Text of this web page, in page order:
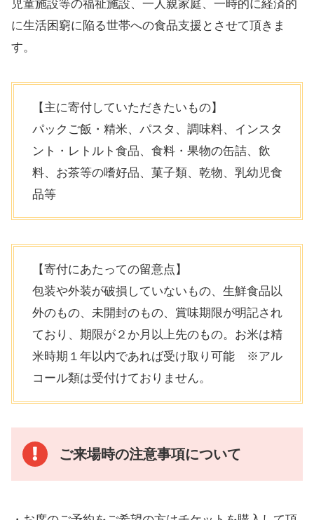
児童施設等の福祉施設、一人親家庭、一時的に経済的
に生活困窮に陥る世帯への食品支援とさせて頂きま
す。
【主に寄付していただきたいもの】
パックご飯・精米、パスタ、調味料、インスタ
ント・レトルト食品、食料・果物の缶詰、飲
料、お茶等の嗜好品、菓子類、乾物、乳幼児食
品等
【寄付にあたっての留意点】
包装や外装が破損していないもの、生鮮食品以
外のもの、未開封のもの、賞味期限が明記され
ており、期限が２か月以上先のもの。お米は精
米時期１年以内であれば受け取り可能 ※アル
コール類は受付けておりません。
ご来場時の注意事項について